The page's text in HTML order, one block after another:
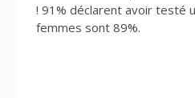
! 91% déclarent avoir testé
femmes sont 89%.